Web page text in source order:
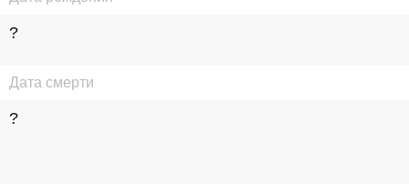
?
Дата смерти
?